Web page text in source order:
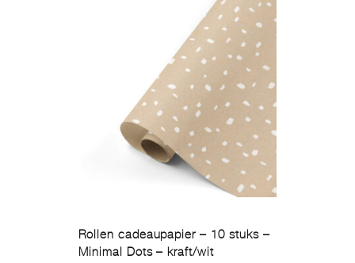
Rollen cadeaupapier – 10 stuks –
Minimal Dots – kraft/wit